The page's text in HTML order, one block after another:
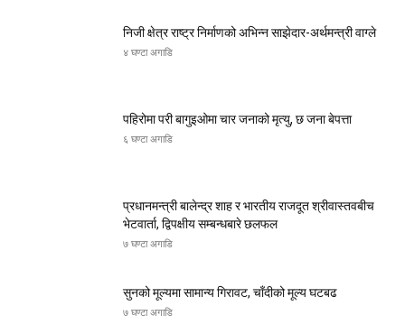
निजी क्षेत्र राष्ट्र निर्माणको अभिन्न साझेदार-अर्थमन्त्री वाग्ले
४ घण्टा अगाडि
पहिरोमा परी बागुइओमा चार जनाको मृत्यु, छ जना बेपत्ता
६ घण्टा अगाडि
प्रधानमन्त्री बालेन्द्र शाह र भारतीय राजदूत श्रीवास्तवबीच
भेटवार्ता, द्विपक्षीय सम्बन्धबारे छलफल
७ घण्टा अगाडि
सुनको मूल्यमा सामान्य गिरावट, चाँदीको मूल्य घटबढ
७ घण्टा अगाडि